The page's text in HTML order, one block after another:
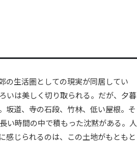
の生活圏としての現実が同居してい
いは美しく切り取られる。だが、夕暮
坂道、寺の石段、竹林、低い屋根。そ
い時間の中で積もった沈黙がある。人
感じられるのは、この土地がもともと